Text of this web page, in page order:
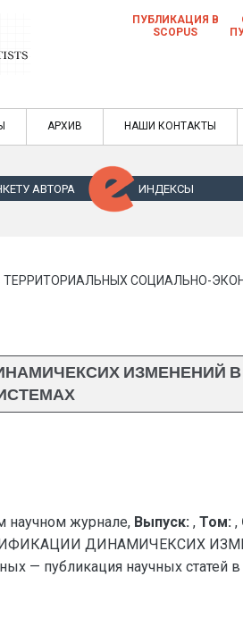
научных
журнале
в ежемесячном научном журнале
ПУБЛИКАЦИЯ В
SCOPUS
АРХИВ НАШИ КОНТАКТЫ
АВТОРА ИНДЕКСЫ
СОЦИАЛЬНО-
ИЗМЕНЕНИЙ
научном журнале, Выпуск: , Том: ,
ДИНАМИЧЕКСИХ
научных статей в